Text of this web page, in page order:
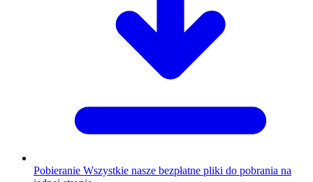
Pobieranie Wszystkie nasze bezpłatne pliki do pobrania na